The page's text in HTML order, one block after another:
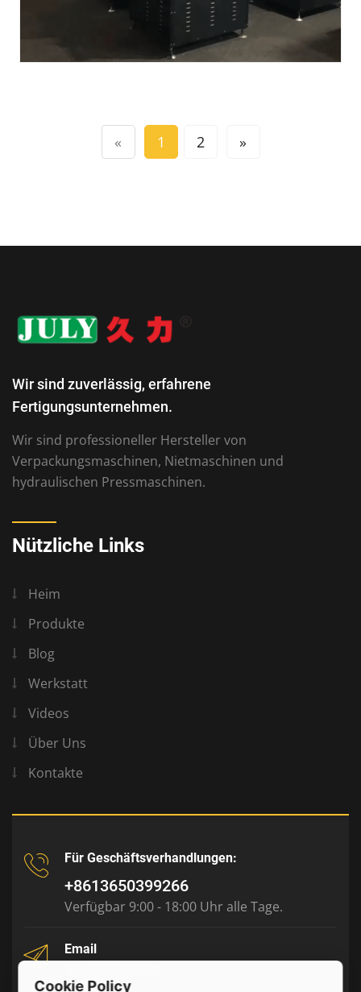
« 1 2 »
Wir sind zuverlässig, erfahrene
Fertigungsunternehmen.
Wir sind professioneller Hersteller von
Verpackungsmaschinen, Nietmaschinen und
hydraulischen Pressmaschinen.
Nützliche Links
Heim
Produkte
Blog
Werkstatt
Videos
Über Uns
Kontakte
Für Geschäftsverhandlungen:
+8613650399266
Verfügbar 9:00 - 18:00 Uhr alle Tage.
Email
Cookie Policy